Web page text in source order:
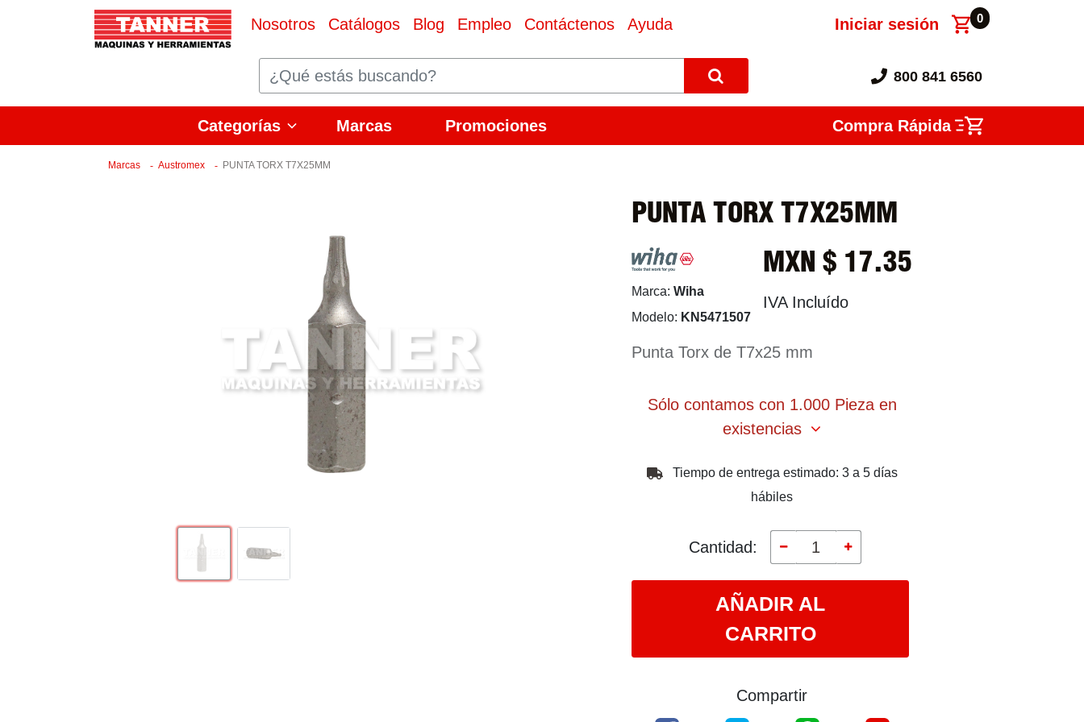
Nosotros Catálogos Blog Empleo Contáctenos Ayuda Iniciar sesión 0
800 841 6560
Categorías Marcas Promociones Compra Rápida
Marcas Austromex PUNTA TORX T7X25MM
PUNTA TORX T7X25MM
Marca: Wiha
Modelo: KN5471507
MXN $ 17.35
IVA Incluído
Punta Torx de T7x25 mm
Sólo contamos con 1.000 Pieza en
existencias
Tiempo de entrega estimado: 3 a 5 días
hábiles
Cantidad:
AÑADIR AL
CARRITO
Compartir